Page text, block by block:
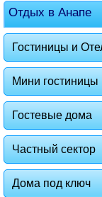
Отдых в Анапе
Гостиницы и
Мини гостиницы
Гостевые дома
Частный сектор
Дома под ключ